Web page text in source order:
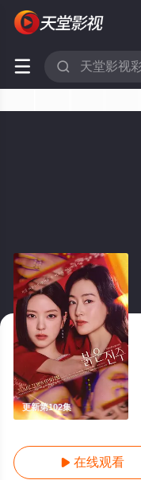
 
更新第102集
 在线观看